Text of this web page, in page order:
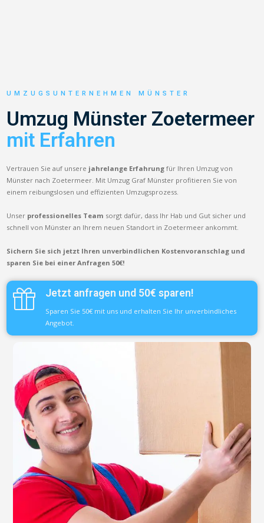
UMZUGSUNTERNEHMEN MÜNSTER
Umzug Münster Zoetermeer
mit Erfahren
Vertrauen Sie auf unsere jahrelange Erfahrung für Ihren Umzug von
Münster nach Zoetermeer. Mit Umzug Graf Münster profitieren Sie von
einem reibungslosen und effizienten Umzugsprozess.
Unser professionelles Team sorgt dafür, dass Ihr Hab und Gut sicher und
schnell von Münster an Ihrem neuen Standort in Zoetermeer ankommt.
Sichern Sie sich jetzt Ihren unverbindlichen Kostenvoranschlag und
sparen Sie bei einer Anfragen 50€!
Jetzt anfragen und 50€ sparen!
Sparen Sie 50€ mit uns und erhalten Sie Ihr unverbindliches
Angebot.